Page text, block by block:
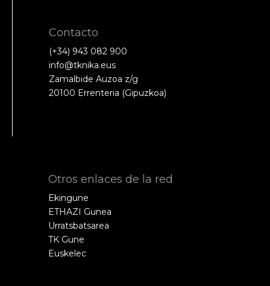
Contacto
(+34) 943 082 900
info@tknika.eus
Zamalbide Auzoa z/g
20100 Errenteria (Gipuzkoa)
Otros enlaces de la red
Ekingune
ETHAZI Gunea
Urratsbatsarea
TK Gune
Euskelec